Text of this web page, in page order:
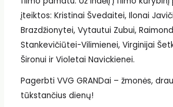
įteiktos: Kristinai Švedaitei, Ilonai
Brazdžionytei, Vytautui Zubui,
Stankevičiūtei-Vilimienei, Virginijai
Šironui ir Violetai Navickienei.
Pagerbti VVG GRANDai – žmonės,
tūkstančius dienų!